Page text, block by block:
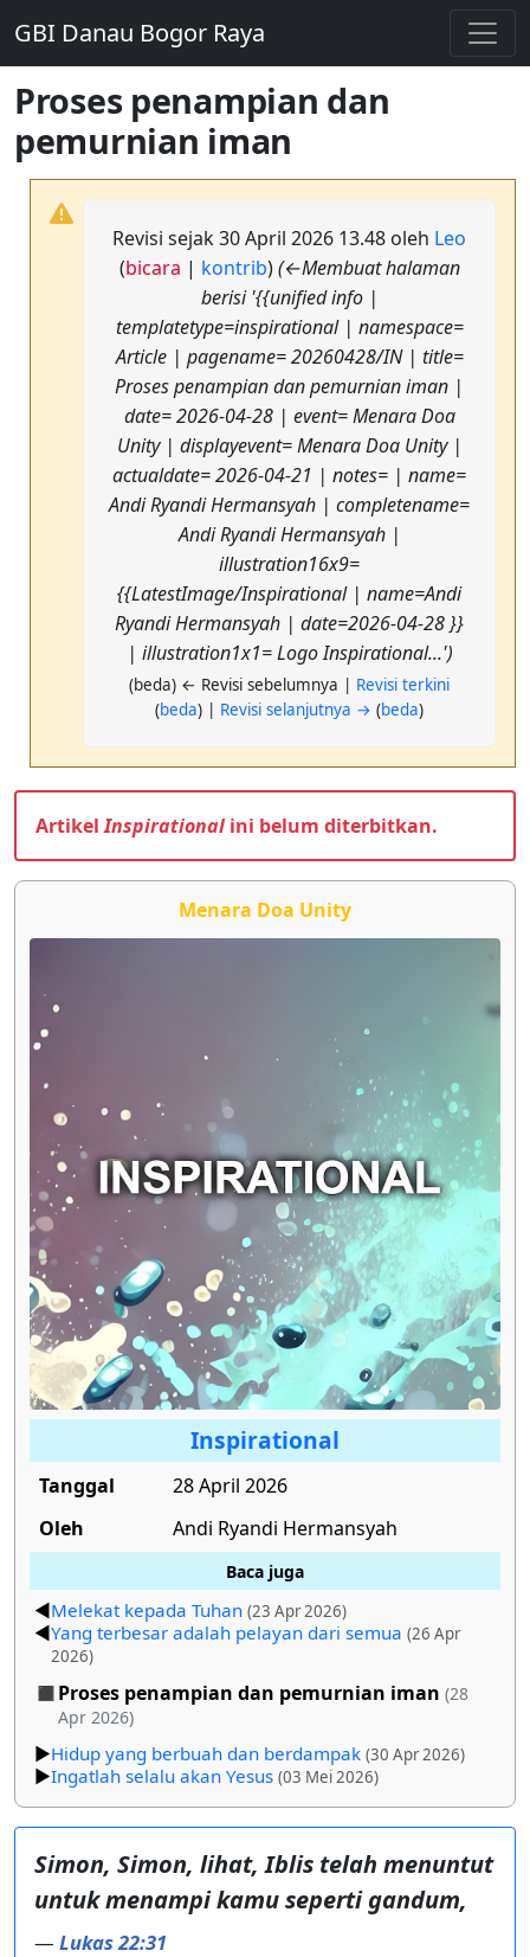
GBI Danau Bogor Raya
Proses penampian dan
pemurnian iman
Revisi sejak 30 April 2026 13.48 oleh Leo
(bicara | kontrib)(←Membuat halaman
berisi '{{unified info |
templatetype=inspirational | namespace=
Article | pagename= 20260428/IN | title=
Proses penampian dan pemurnian iman |
date= 2026-04-28 | event= Menara Doa
Unity | displayevent= Menara Doa Unity |
actualdate= 2026-04-21 | notes= | name=
Andi Ryandi Hermansyah | completename=
Andi Ryandi Hermansyah |
illustration16x9=
{{LatestImage/Inspirational | name=Andi
Ryandi Hermansyah | date=2026-04-28 }}
| illustration1x1= Logo Inspirational...')
(beda) ← Revisi sebelumnya | Revisi terkini
(beda) | Revisi selanjutnya → (beda)
ArtikelInspirational ini belum diterbitkan.
Menara Doa Unity
Inspirational
Tanggal
28 April 2026
Oleh
Andi Ryandi Hermansyah
Baca juga
Melekat kepada Tuhan (23 Apr 2026)
Yang terbesar adalah pelayan dari semua (26 Apr
2026)
Proses penampian dan pemurnian iman (28
Apr 2026)
Hidup yang berbuah dan berdampak (30 Apr 2026)
Ingatlah selalu akan Yesus (03 Mei 2026)
Simon, Simon, lihat, Iblis telah menuntut
untuk menampi kamu seperti gandum,
— Lukas 22:31